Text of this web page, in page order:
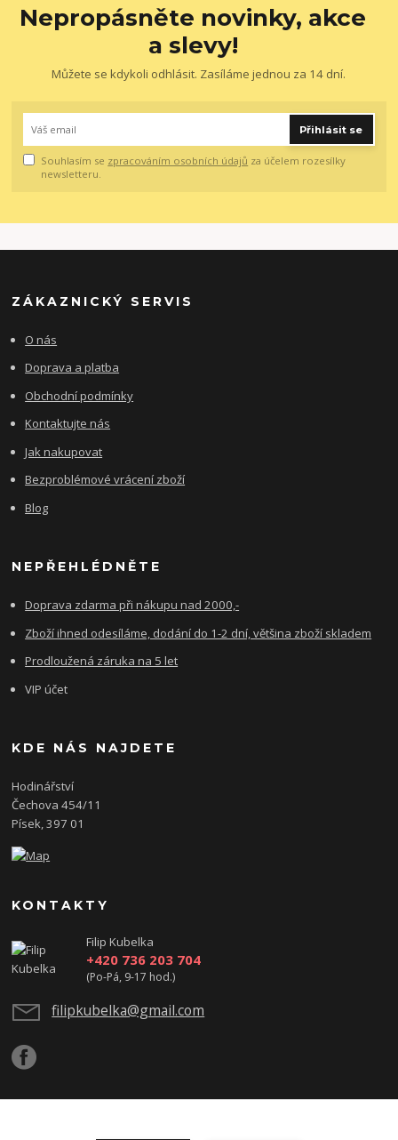
Nepropásněte novinky, akce
a slevy!
Můžete se kdykoli odhlásit. Zasíláme jednou za 14 dní.
Přihlásit se
Souhlasím se zpracováním osobních údajů za účelem rozesílky
newsletteru.
ZÁKAZNICKÝ SERVIS
O nás
Doprava a platba
Obchodní podmínky
Kontaktujte nás
Jak nakupovat
Bezproblémové vrácení zboží
Blog
NEPŘEHLÉDNĚTE
Doprava zdarma při nákupu nad 2000,-
Zboží ihned odesíláme, dodání do 1-2 dní, většina zboží skladem
Prodloužená záruka na 5 let
VIP účet
KDE NÁS NAJDETE
Hodinářství
Čechova 454/11
Písek, 397 01
KONTAKTY
Filip Kubelka
+420 736 203 704
(Po-Pá, 9-17 hod.)
filipkubelka@gmail.com